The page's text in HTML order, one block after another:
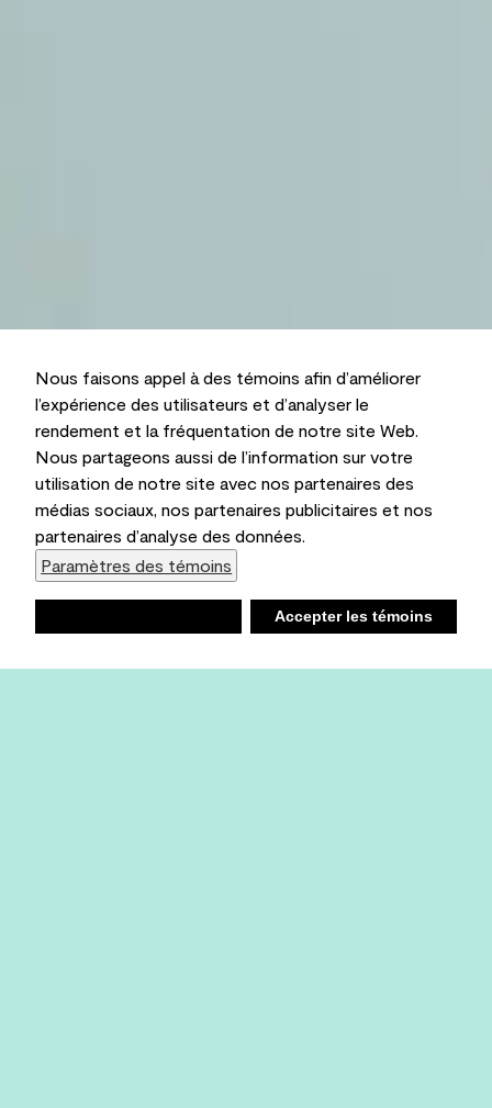
Nous faisons appel à des témoins afin d’améliorer
l’expérience des utilisateurs et d’analyser le
rendement et la fréquentation de notre site Web.
Nous partageons aussi de l’information sur votre
utilisation de notre site avec nos partenaires des
médias sociaux, nos partenaires publicitaires et nos
partenaires d’analyse des données.
Paramètres des témoins
Accepter les témoins
Liste d’achats